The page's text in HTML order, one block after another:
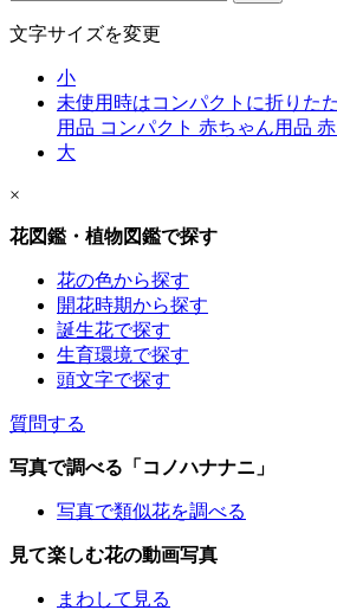
文字サイズを変更
小
未使用時はコンパクトに折りた
用品 コンパクト 赤ちゃん用品
大
×
花図鑑・植物図鑑で探す
花の色から探す
開花時期から探す
誕生花で探す
生育環境で探す
頭文字で探す
質問する
写真で調べる「コノハナナニ」
写真で類似花を調べる
見て楽しむ花の動画写真
まわして見る